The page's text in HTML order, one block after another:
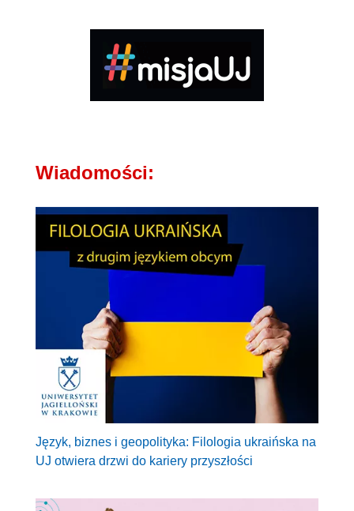
Wiadomości:
Język, biznes i geopolityka: Filologia ukraińska na
UJ otwiera drzwi do kariery przyszłości